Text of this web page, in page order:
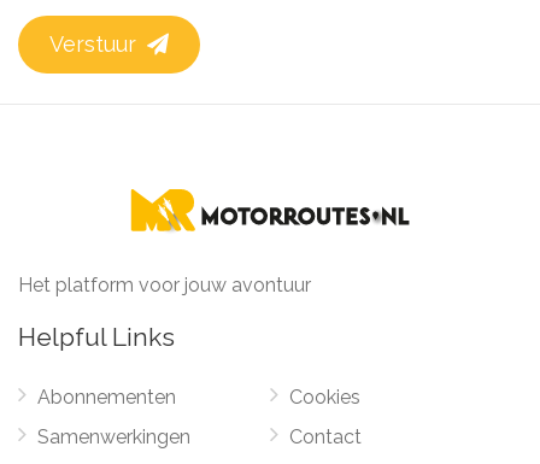
Verstuur
Het platform voor jouw avontuur
Helpful Links
Abonnementen
Samenwerkingen
Cookies
Contact